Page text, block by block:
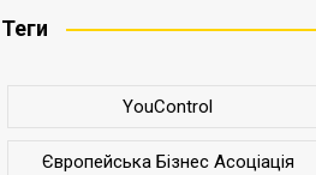
Теги
YouControl
Європейська Бізнес Асоціація